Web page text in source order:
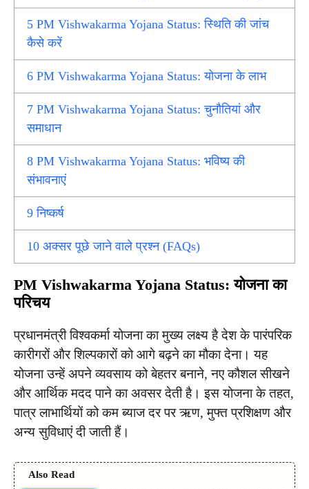
5 PM Vishwakarma Yojana Status: स्थिति की जांच
कैसे करें
6 PM Vishwakarma Yojana Status: योजना के लाभ
7 PM Vishwakarma Yojana Status: चुनौतियां और
समाधान
8 PM Vishwakarma Yojana Status: भविष्य की
संभावनाएं
9 निष्कर्ष
10 अक्सर पूछे जाने वाले प्रश्न (FAQs)
PM Vishwakarma Yojana Status: योजना का
परिचय
प्रधानमंत्री विश्वकर्मा योजना का मुख्य लक्ष्य है देश के पारंपरिक
कारीगरों और शिल्पकारों को आगे बढ़ने का मौका देना। यह
योजना उन्हें अपने व्यवसाय को बेहतर बनाने, नए कौशल सीखने
और आर्थिक मदद पाने का अवसर देती है। इस योजना के तहत,
पात्र लाभार्थियों को कम ब्याज दर पर ऋण, मुफ्त प्रशिक्षण और
अन्य सुविधाएं दी जाती हैं।
Also Read